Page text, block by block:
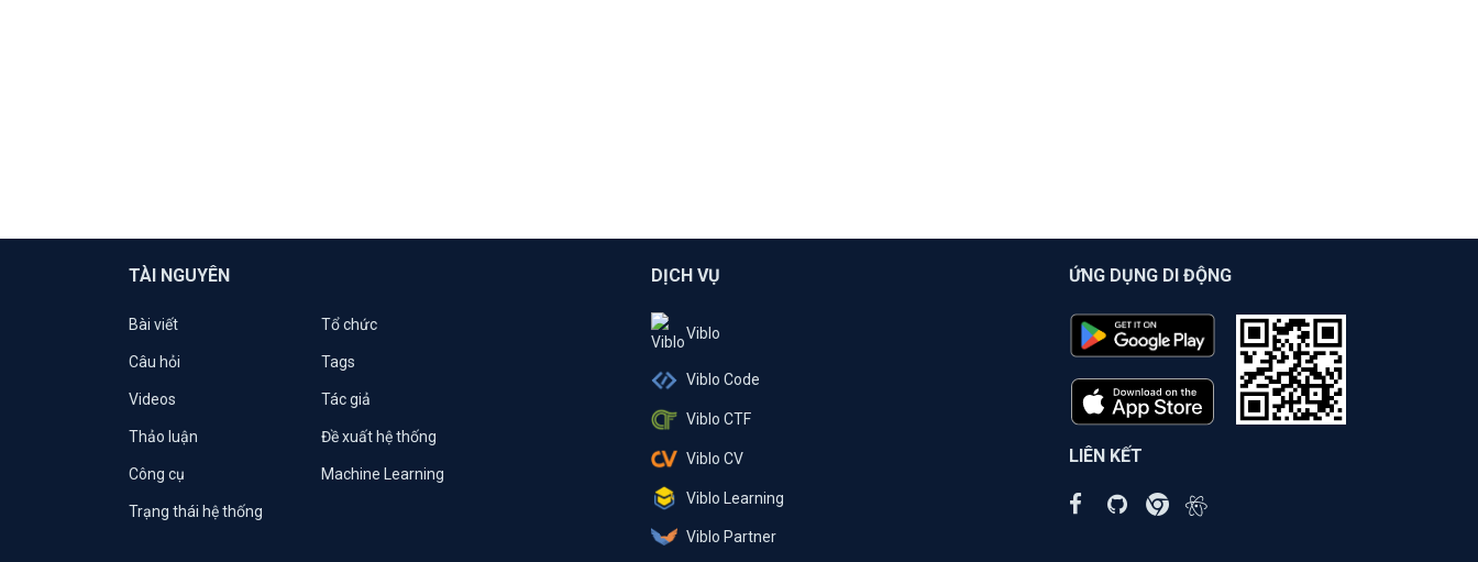
TÀI NGUYÊN
Bài viết Tổ chức
Câu hỏi Tags
Videos Tác giả
Thảo luận Đề xuất hệ thống
Công cụ Machine Learning
Trạng thái hệ thống
DỊCH VỤ
Viblo
Viblo Code
Viblo CTF
Viblo CV
Viblo Learning
Viblo Partner
ỨNG DỤNG DI ĐỘNG
LIÊN KẾT